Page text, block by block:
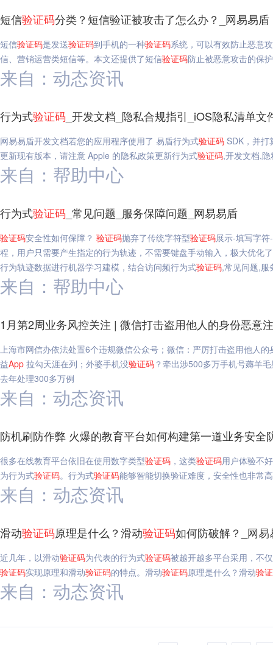
短信验证码分类？短信验证被攻击了怎么办？_网易易盾
短信验证码是发送验证码到手机的一种验证码系统，可以有效防止恶意
信、营销运营类短信等。本文还提供了短信验证码防止被恶意攻击的保
来自：动态资讯
行为式验证码 _开发文档_隐私合规指引_iOS隐私清单文
网易易盾开发文档若您的应用程序使用了 易盾行为式验证码 SDK，并
更新现有版本，请注意 Apple 的隐私政策更新行为式验证码,开发文档,
来自：帮助中心
行为式验证码 _常见问题_服务保障问题_网易易盾
验证码安全性如何保障？ 验证码抛弃了传统字符型验证码展示-填写字
程，用户只需要产生指定的行为轨迹，不需要键盘手动输入，极大优化
行为轨迹数据进行机器学习建模，结合访问频行为式验证码,常见问题,服
来自：帮助中心
1月第2周业务风控关注 | 微信打击盗用他人的身份恶意
上海市网信办依法处置6个违规微信公众号；微信：严厉打击盗用他人
益App 拉勾天涯在列；外婆手机没验证码 ？牵出涉500多万手机号薅羊
去年处理300多万例
来自：动态资讯
防机刷防作弊 火爆的教育平台如何构建第一道业务安全
很多在线教育平台依旧在使用数字类型验证码 ，这类验证码用户体验不
为行为式验证码。行为式验证码能够智能切换验证难度，安全性也非常
来自：动态资讯
滑动验证码原理是什么？滑动验证码如何防破解？_网易
近几年，以滑动验证码为代表的行为式验证码被越开越多平台采用，不
验证码实现原理和滑动验证码的特点。滑动验证码原理是什么？滑动验
来自：动态资讯